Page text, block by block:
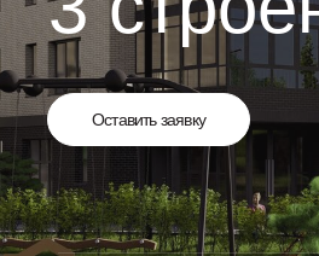
Оставить заявку